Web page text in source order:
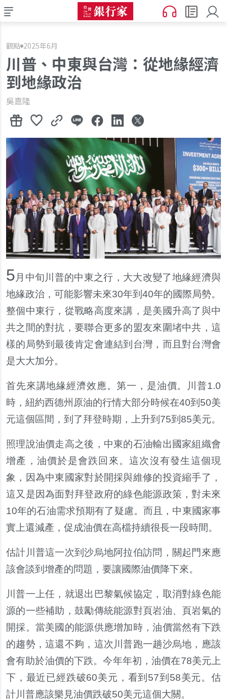
觀點 2025年6月
川普、中東與台灣：從地緣經濟
到地緣政治
吳嘉隆
5 月中旬川普的中東之行，大大改變了地緣經濟與
地緣政治，可能影響未來30年到40年的國際局勢。
整個中東行，從戰略高度來講，是美國升高了與中
共之間的對抗，要聯合更多的盟友來圍堵中共，這
樣的局勢到最後肯定會連結到台灣，而且對台灣會
是大大加分。
首先來講地緣經濟效應。第一，是油價。川普1.0
時，紐約西德州原油的行情大部分時候在40到50美
元這個區間，到了拜登時期，上升到75到85美元。
照理說油價走高之後，中東的石油輸出國家組織會
增產，油價於是會跌回來。這次沒有發生這個現
象，因為中東國家對於開採與維修的投資縮手了，
這又是因為面對拜登政府的綠色能源政策，對未來
10年的石油需求預期有了疑慮。而且，中東國家事
實上還減產，促成油價在高檔持續很長一段時間。
估計川普這一次到沙烏地阿拉伯訪問，關起門來應
該會談到增產的問題，要讓國際油價降下來。
川普一上任，就退出巴黎氣候協定，取消對綠色能
源的一些補助，鼓勵傳統能源對頁岩油、頁岩氣的
開採。當美國的能源供應增加時，油價當然有下跌
的趨勢，這還不夠，這次川普跑一趟沙烏地，應該
會有助於油價的下跌。今年年初，油價在78美元上
下，最近已經跌破60美元，看到57到58美元。估
計川普應該樂見油價跌破50美元這個大關。